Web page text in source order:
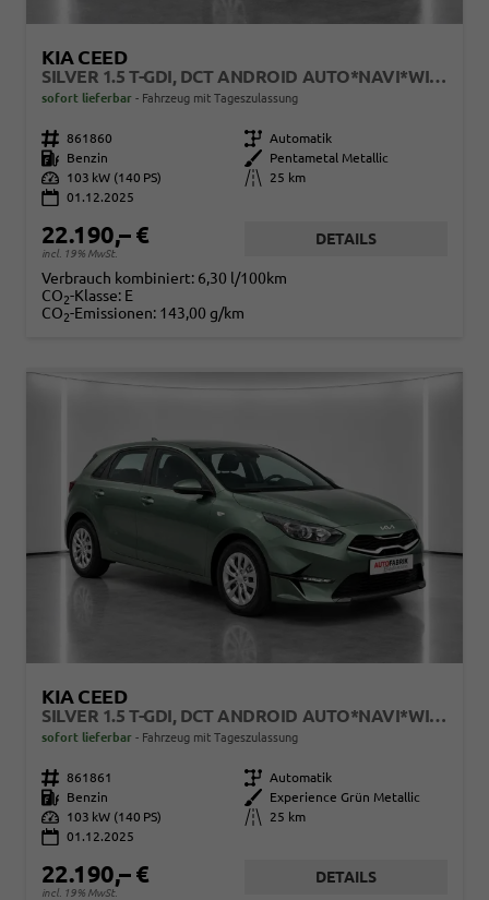
KIA CEED
SILVER 1.5 T-GDI, DCT ANDROID AUTO*NAVI*WINTERPAK*KAMERA*KLIMA*PDC HINTEN
sofort lieferbar Fahrzeug mit Tageszulassung
Fahrzeugnr. 861860 Getriebe Automatik
Kraftstoff
Benzin Außenfarbe
Pentametal Metallic
Leistung
103 kW (140 PS) Kilometerstand
25 km
01.12.2025
22.190,– €
incl. 19% MwSt.
DETAILS
Verbrauch kombiniert: 6,30 l/100km
CO2-Klasse: E
CO2-Emissionen: 143,00 g/km
KIA CEED
SILVER 1.5 T-GDI, DCT ANDROID AUTO*NAVI*WINTERPAK*KAMERA*KLIMA*PDC HINTEN
sofort lieferbar Fahrzeug mit Tageszulassung
Fahrzeugnr. 861861 Getriebe Automatik
Kraftstoff
Benzin Außenfarbe
Experience Grün Metallic
Leistung
103 kW (140 PS) Kilometerstand
25 km
01.12.2025
22.190,– €
incl. 19% MwSt.
DETAILS